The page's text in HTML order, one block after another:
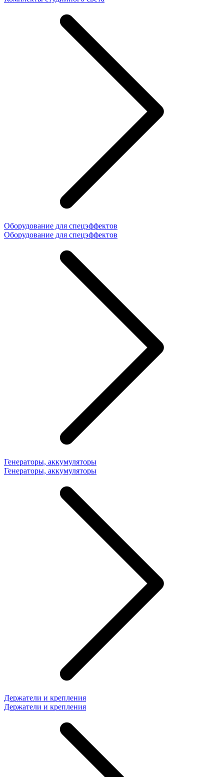
Оборудование для спецэффектов
Оборудование для спецэффектов
Генераторы, аккумуляторы
Генераторы, аккумуляторы
Держатели и крепления
Держатели и крепления